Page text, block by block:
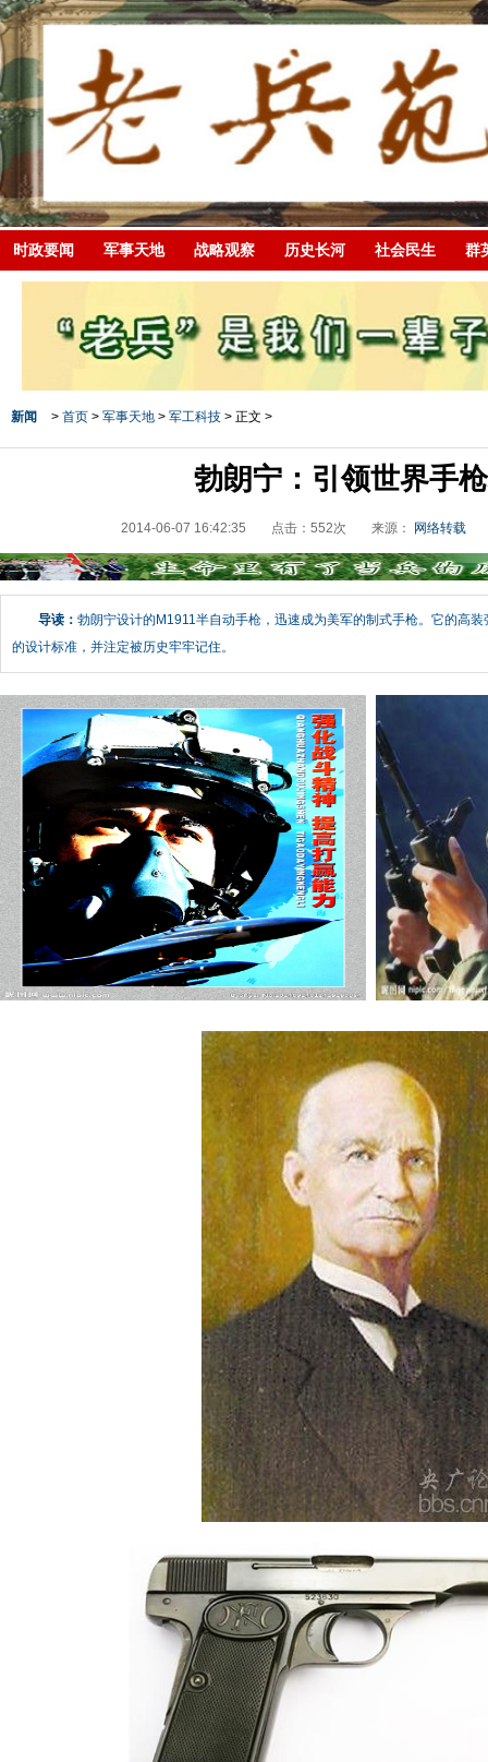
时政要闻 军事天地 战略观察 历史长河 社会民生 群
新闻 > 首页 > 军事天地 > 军工科技 > 正文 >
勃朗宁：引领世界手
2014-06-07 16:42:35 点击：552次 来源： 网络转载
导读： 勃朗宁设计的M1911半自动手枪，迅速成为美军的制式手枪。它的高
的设计标准，并注定被历史牢牢记住。